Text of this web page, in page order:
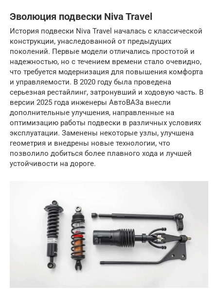
Эволюция подвески Niva Travel
История подвески Niva Travel началась с классической
конструкции, унаследованной от предыдущих
поколений. Первые модели отличались простотой и
надежностью, но с течением времени стало очевидно,
что требуется модернизация для повышения комфорта
и управляемости. В 2020 году была проведена
серьезная рестайлинг, затронувший и ходовую часть. В
версии 2025 года инженеры АвтоВАЗа внесли
дополнительные улучшения, направленные на
оптимизацию работы подвески в различных условиях
эксплуатации. Заменены некоторые узлы, улучшена
геометрия и внедрены новые технологии, что
позволило добиться более плавного хода и лучшей
устойчивости на дороге.